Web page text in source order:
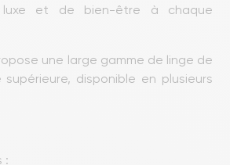
luxe et de bien-être à chaque
une large gamme de linge de
disponible en plusieurs
: